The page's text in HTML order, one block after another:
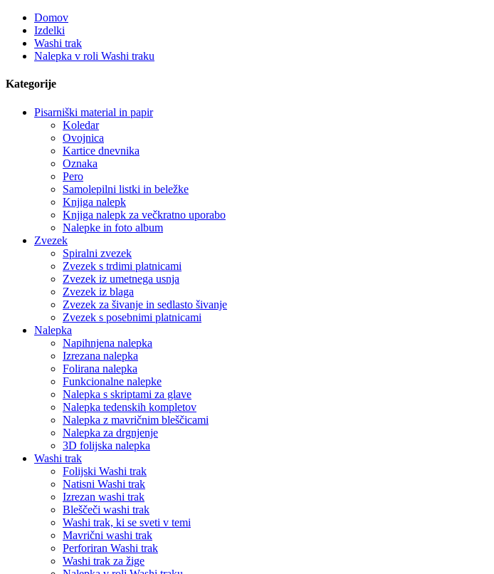
Domov
Izdelki
Washi trak
Nalepka v roli Washi traku
Kategorije
Pisarniški material in papir
Koledar
Ovojnica
Kartice dnevnika
Oznaka
Pero
Samolepilni listki in beležke
Knjiga nalepk
Knjiga nalepk za večkratno uporabo
Nalepke in foto album
Zvezek
Spiralni zvezek
Zvezek s trdimi platnicami
Zvezek iz umetnega usnja
Zvezek iz blaga
Zvezek za šivanje in sedlasto šivanje
Zvezek s posebnimi platnicami
Nalepka
Napihnjena nalepka
Izrezana nalepka
Folirana nalepka
Funkcionalne nalepke
Nalepka s skriptami za glave
Nalepka tedenskih kompletov
Nalepka z mavričnim bleščicami
Nalepka za drgnjenje
3D folijska nalepka
Washi trak
Folijski Washi trak
Natisni Washi trak
Izrezan washi trak
Bleščeči washi trak
Washi trak, ki se sveti v temi
Mavrični washi trak
Perforiran Washi trak
Washi trak za žige